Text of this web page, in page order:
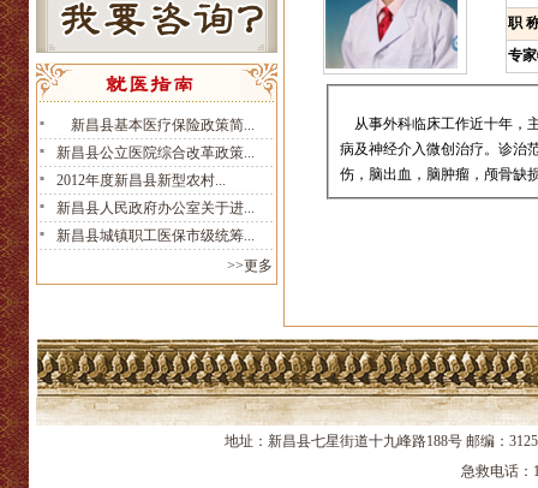
新昌县基本医疗保险政策简...
新昌县公立医院综合改革政策...
2012年度新昌县新型农村...
新昌县人民政府办公室关于进...
新昌县城镇职工医保市级统筹...
>>更多
职
专
从事外科临床工作近十年，
病及神经介入微创治疗。诊治
伤，脑出血，脑肿瘤，颅骨缺
地址：新昌县七星街道十九峰路188号 邮编：
急救电话：